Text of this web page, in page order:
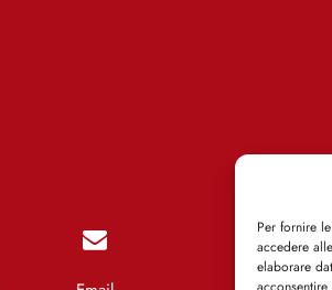
Per fornire
accedere
elaborare